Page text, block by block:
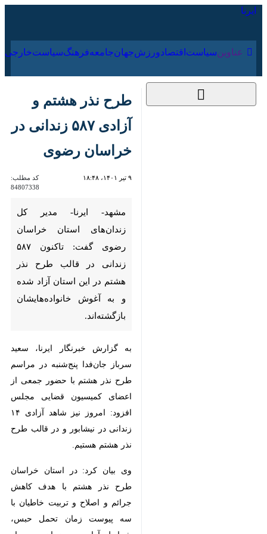
عناوین‌ سیاست اقتصاد ورزش جهان جامعه فرهنگ
طرح نذر هشتم و آزادی
۵۸۷ زندانی در خراسان
رضوی
کد مطلب:
84807338
مشهد- ایرنا- مدیر کل زندان‌های
استان خراسان رضوی گفت:
تاکنون‌ ۵۸۷ زندانی در قالب طرح
نذر هشتم در این استان آزاد شده
و به آغوش خانواده‌هایشان
بازگشته‌اند.
به گزارش خبرنگار ایرنا، سعید سرباز
جان‌فدا پنج‌شنبه در مراسم طرح نذر
هشتم با حضور جمعی از اعضای
کمیسیون قضایی مجلس افزود: امروز
نیز شاهد آزادی ۱۴ زندانی در نیشابور
و در قالب طرح نذر هشتم هستیم.
وی بیان کرد: در استان خراسان طرح
نذر هشتم با هدف کاهش جرائم و
اصلاح و تربیت خاطیان با سه پیوست
زمان تحمل حبس، شرایط آزادی و
زمان پس از گذراندن مدت حبس
اجرایی شده و در هشتمین روز هر ماه
شمسی زمینه آزادی حداقل هشت نفر